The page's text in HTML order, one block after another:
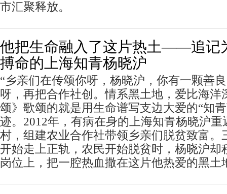
市汇聚释放。
他把生命融入了这片热土——追记
搏命的上海知青杨晓沪
“乡亲们在传颂你呀，杨晓沪，你有一颗善
呀，再把合作社创。情系黑土地，爱比海
颂》歌颂的就是用生命谱写支边大爱的“知
迹。2012年，有病在身的上海知青杨晓沪
村，组建农业合作社带领乡亲们脱贫致富。
开始走上正轨，农民开始脱贫时，杨晓沪却
岗位上，把一腔热血撒在这片他热爱的黑土